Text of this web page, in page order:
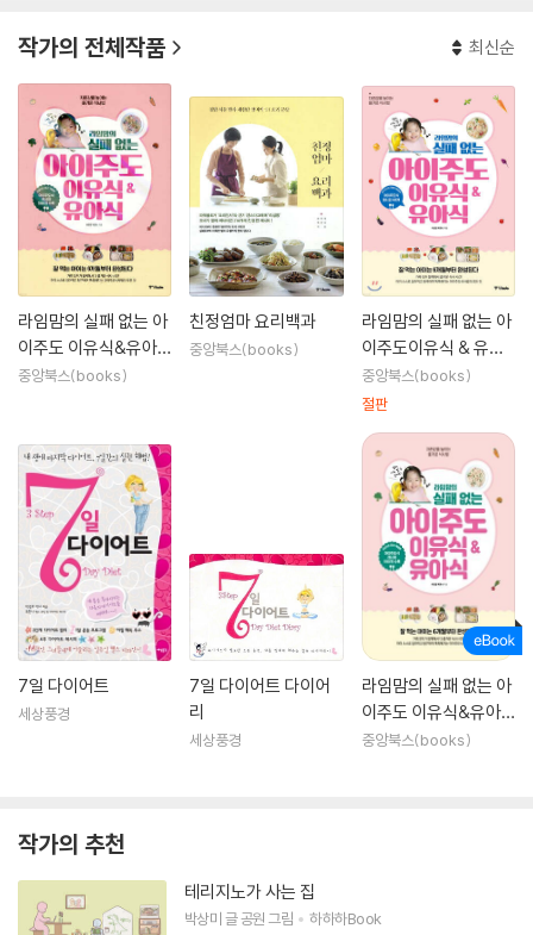
있었다. 생활체육지도자(보디빌딩, 2급)이기도 하며, 저서로는 《친정엄마
요리백과》, 《7일 다이어트》가 있다.
아이주도식사법을 통해 자아가 생기고 더 단단해지는 라임이를 지켜보며
순탄치만은 않았던 경험담을 더 많은 부모들과 나누고 싶어졌다. 2019년
여름, 직접 개발한 아이주도이유식 & 유아식 레시피를 담아 책으로 출간,
이내 베스트셀러 작가의 반열에 올랐다. 이에 안주하지 않고 본래의 책에 1
60여 개의 메뉴를 추가하고, 이론 파트를 더욱 보강, 더없이 완벽한 개정
판을 내기에 이른다. 집필하는 숨 가쁜 일상 속에서도 라임이를 위해 정성
가득한 집밥을 내고 함께 나눠 먹는 것을 하루도 거르지 않았다.
[인스타그램] @blwlime
작가의 전체작품 최신순
라임맘의 실패 없는 아
이주도 이유식&유아
식
중앙북스(books)
친정엄마 요리백과
중앙북스(books)
라임맘의 실패 없는 아
이주도이유식 & 유아
식
중앙북스(books)
절판
7일 다이어트
세상풍경
7일 다이어트 다이어
리
세상풍경
라임맘의 실패 없는 아
이주도 이유식&유아
식
중앙북스(books)
작가의 추천
테리지노가 사는 집
박상미글공원그림 하하하Book